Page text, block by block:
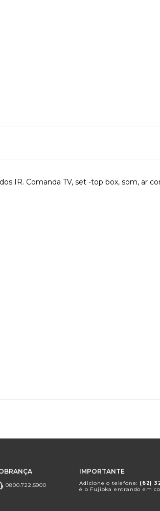
IR. Comanda TV, set -top box, som, ar
0800.722.5900
IMPORTANTE
Adicione o telefone: (62)
é o Fujioka entrando em